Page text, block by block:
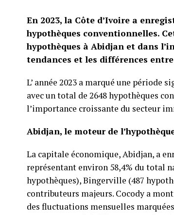
En 2023, la Côte d’Ivoire a
hypothèques conventionnelles.
hypothèques à Abidjan et dans
tendances et les différences
L’ année 2023 a marqué une
avec un total de 2648 hypothèques
l’importance croissante du secteur
Abidjan, le moteur de
La capitale économique, Abidjan, a
représentant environ 58,4% du total
hypothèques), Bingerville (487
contributeurs majeurs. Cocody a
des fluctuations mensuelles